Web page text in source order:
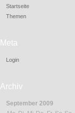
Startseite
Themen
Meta
Login
Archiv
September 2009